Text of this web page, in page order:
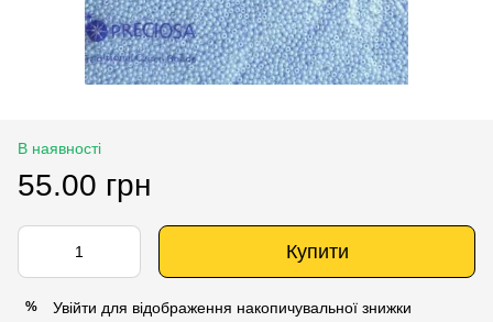
В наявності
55.00 грн
Купити
% Увійти для відображення накопичувальної знижки